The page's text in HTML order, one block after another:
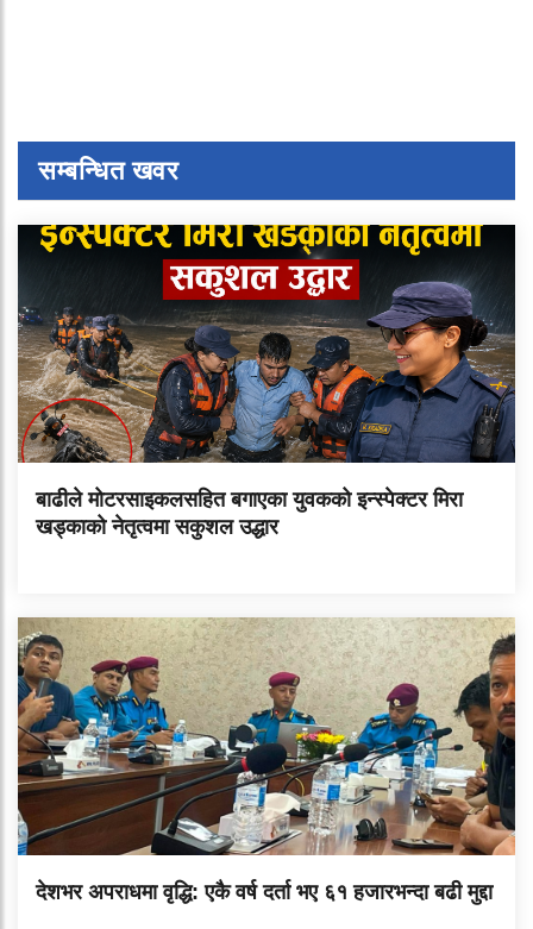
सम्बन्धित खवर
बाढीले मोटरसाइकलसहित बगाएका युवकको इन्स्पेक्टर मिरा
खड्काको नेतृत्वमा सकुशल उद्धार
देशभर अपराधमा वृद्धि: एकै वर्ष दर्ता भए ६१ हजारभन्दा बढी मुद्दा